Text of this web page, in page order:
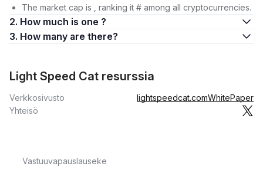
The market cap is , ranking it # among all cryptocurrencies.
2. How much is one ?
3. How many are there?
Light Speed Cat resurssia
Verkkosivusto lightspeedcat.comWhitePaper
Yhteisö
Vastuuvapauslauseke